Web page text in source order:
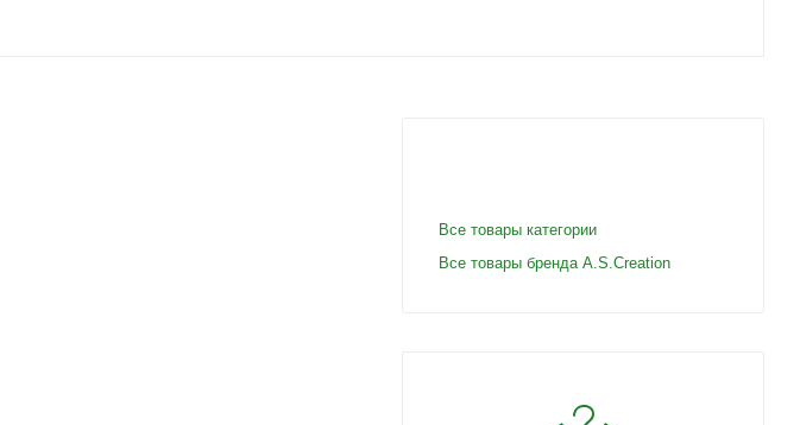
Все товары категории
Все товары бренда A.S.Creation